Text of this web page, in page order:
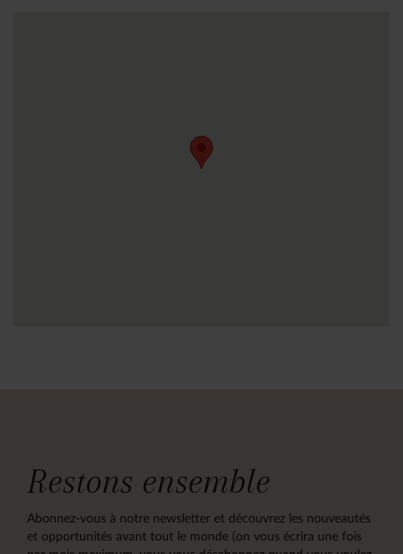
Restons ensemble
Abonnez-vous à notre newsletter et découvrez les nouveautés
et opportunités avant tout le monde (on vous écrira une fois